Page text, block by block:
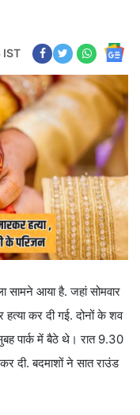
सामने आया है. जहां सोमवार
हत्या कर दी गई. दोनों के शव
पार्क में बैठे थे। रात 9.30
दी. बदमाशों ने सात राउंड